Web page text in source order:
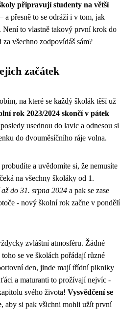
připravují studenty na větší
– a přesně to se odráží i v tom, jak
Není to vlastně takový první krok do
všechno zodpovídáš sám?
začátek
na které se každý školák těší už
rok 2023/2024 skončí v pátek
usednou do lavic a odnesou si
do dvouměsíčního ráje volna.
a uvědomíte si, že nemusíte
na všechny školáky od 1.
do 31. srpna 2024 a pak se zase
- nový školní rok začne v pondělí
zvláštní atmosféru. Žádné
se ve školách pořádají různé
den, jinde mají třídní pikniky
a maturanti to prožívají nejvíc -
svého života! Vysvědčení se
, aby si pak všichni mohli užít první